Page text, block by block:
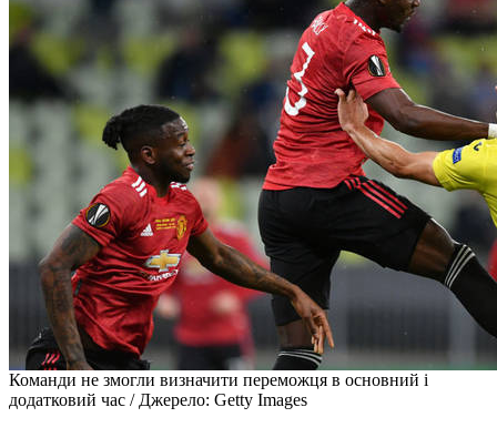
Команди не змогли визначити переможця в основний і
додатковий час / Джерело: Getty Images